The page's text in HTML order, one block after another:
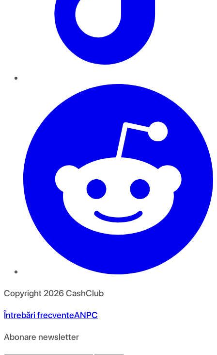
Copyright 2026CashClub
Întrebări frecventeANPC
Abonare newsletter